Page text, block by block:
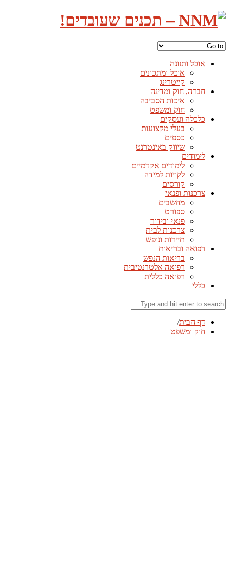
אוכל ותזונה
אוכל ומתכונים
קייטרינג
חברה, חוק ומדינה
איכות הסביבה
חוק ומשפט
כלכלה ועסקים
בעלי מקצועות
כספים
שיווק באינטרנט
לימודים
לימודים אקדמיים
לקויות למידה
קורסים
צרכנות ופנאי
מחשבים
ספורט
פנאי ובידור
צרכנות לבית
תיירות ונופש
רפואה ובריאות
בריאות הנפש
רפואה אלטרנטיבית
רפואה כללית
כללי
דף הבית/
חוק ומשפט